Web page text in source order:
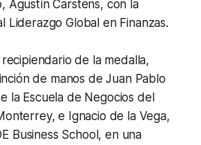
Agustín Carstens, con la
Liderazgo Global en Finanzas.
de la medalla,
de manos de Juan Pablo
la Escuela de Negocios del
e Ignacio de la Vega,
Business School, en una